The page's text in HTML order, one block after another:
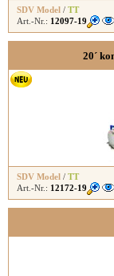
SDV Model / TT
Art.-Nr.: 12097-19
20´
SDV Model / TT
Art.-Nr.: 12172-19